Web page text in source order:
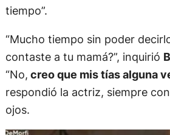
tiempo”.
“Mucho tiempo sin poder
contaste a tu mamá?”, inquirió
“No, creo que mis tías alguna
respondió la actriz, siempre
ojos.